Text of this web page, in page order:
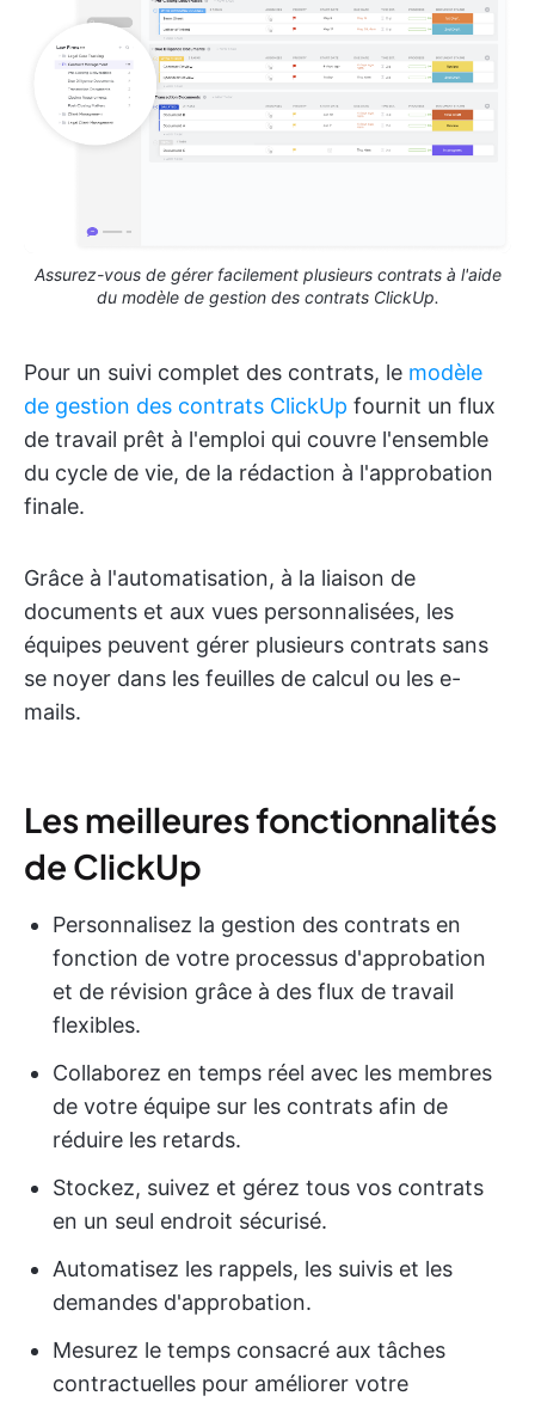
Assurez-vous de gérer facilement plusieurs contrats à l'aide
du modèle de gestion des contrats ClickUp.
Pour un suivi complet des contrats, le modèle
de gestion des contrats ClickUp fournit un flux
de travail prêt à l'emploi qui couvre l'ensemble
du cycle de vie, de la rédaction à l'approbation
finale.
Grâce à l'automatisation, à la liaison de
documents et aux vues personnalisées, les
équipes peuvent gérer plusieurs contrats sans
se noyer dans les feuilles de calcul ou les e-
mails.
Les meilleures fonctionnalités
de ClickUp
Personnalisez la gestion des contrats en
fonction de votre processus d'approbation
et de révision grâce à des flux de travail
flexibles.
Collaborez en temps réel avec les membres
de votre équipe sur les contrats afin de
réduire les retards.
Stockez, suivez et gérez tous vos contrats
en un seul endroit sécurisé.
Automatisez les rappels, les suivis et les
demandes d'approbation.
Mesurez le temps consacré aux tâches
contractuelles pour améliorer votre